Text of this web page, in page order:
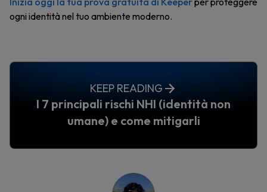
ogni identità nel tuo ambiente moderno.
KEEP READING
I 7 principali rischi NHI (identità non
umane) e come mitigarli